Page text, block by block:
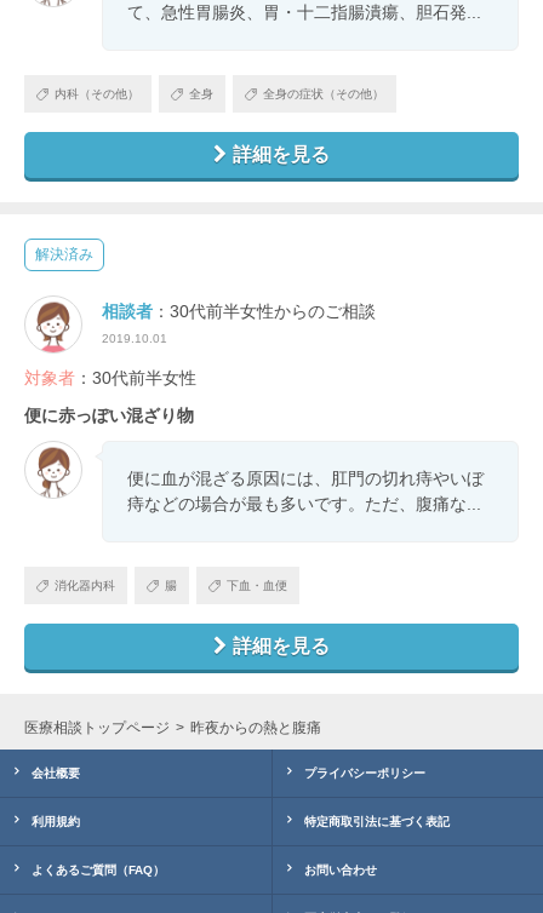
て、急性胃腸炎、胃・十二指腸潰瘍、胆石発...
内科（その他） 全身 全身の症状（その他）
詳細を見る
解決済み
相談者 ：30代前半女性からのご相談
2019.10.01
対象者 ：30代前半女性
便に赤っぽい混ざり物
便に血が混ざる原因には、肛門の切れ痔やいぼ
痔などの場合が最も多いです。ただ、腹痛な...
消化器内科 腸 下血・血便
詳細を見る
医療相談トップページ 昨夜からの熱と腹痛
会社概要 プライバシーポリシー
利用規約 特定商取引法に基づく表記
よくあるご質問（FAQ） お問い合わせ